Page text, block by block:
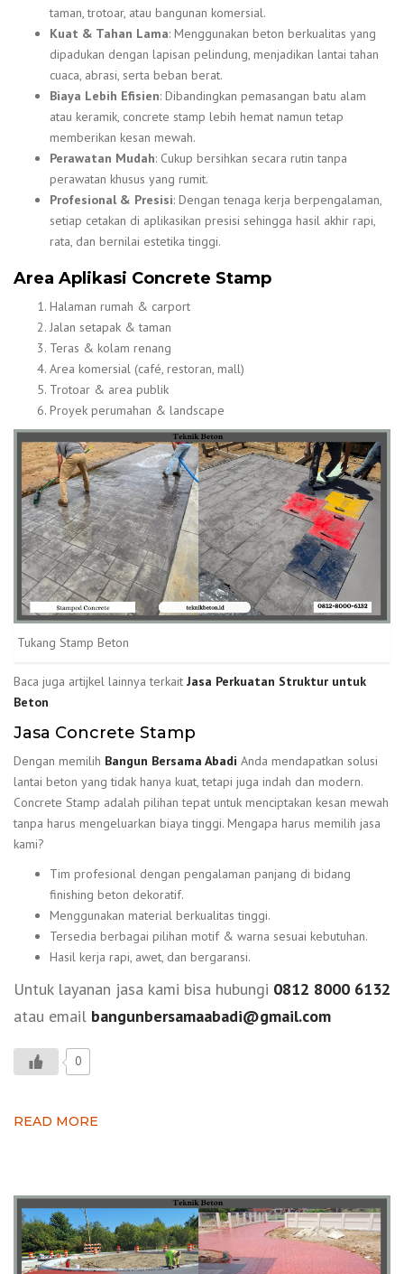
taman, trotoar, atau bangunan komersial.
Kuat & Tahan Lama: Menggunakan beton berkualitas yang
dipadukan dengan lapisan pelindung, menjadikan lantai tahan
cuaca, abrasi, serta beban berat.
Biaya Lebih Efisien: Dibandingkan pemasangan batu alam
atau keramik, concrete stamp lebih hemat namun tetap
memberikan kesan mewah.
Perawatan Mudah: Cukup bersihkan secara rutin tanpa
perawatan khusus yang rumit.
Profesional & Presisi: Dengan tenaga kerja berpengalaman,
setiap cetakan di aplikasikan presisi sehingga hasil akhir rapi,
rata, dan bernilai estetika tinggi.
Area Aplikasi Concrete Stamp
Halaman rumah & carport
Jalan setapak & taman
Teras & kolam renang
Area komersial (café, restoran, mall)
Trotoar & area publik
Proyek perumahan & landscape
Tukang Stamp Beton
Baca juga artijkel lainnya terkait Jasa Perkuatan Struktur untuk
Beton
Jasa Concrete Stamp
Dengan memilih Bangun Bersama Abadi Anda mendapatkan solusi
lantai beton yang tidak hanya kuat, tetapi juga indah dan modern.
Concrete Stamp adalah pilihan tepat untuk menciptakan kesan mewah
tanpa harus mengeluarkan biaya tinggi. Mengapa harus memilih jasa
kami?
Tim profesional dengan pengalaman panjang di bidang
finishing beton dekoratif.
Menggunakan material berkualitas tinggi.
Tersedia berbagai pilihan motif & warna sesuai kebutuhan.
Hasil kerja rapi, awet, dan bergaransi.
Untuk layanan jasa kami bisa hubungi 0812 8000 6132
atau email bangunbersamaabadi@gmail.com
0
READ MORE